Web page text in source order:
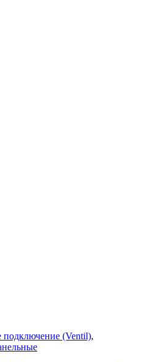
(Ventil),